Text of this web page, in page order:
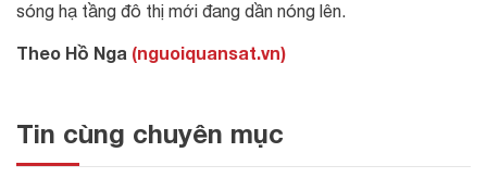
sóng hạ tầng đô thị mới đang dần nóng lên.
Theo Hồ Nga (nguoiquansat.vn)
Tin cùng chuyên mục